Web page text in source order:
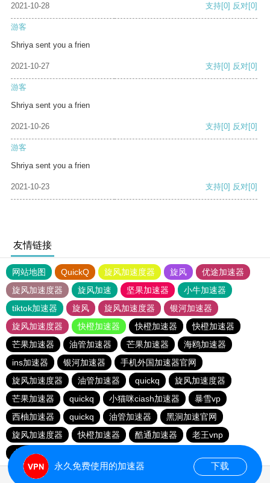
2021-10-28 支持[0] 反对[0]
游客
Shriya sent you a frien
2021-10-27 支持[0] 反对[0]
游客
Shriya sent you a frien
2021-10-26 支持[0] 反对[0]
游客
Shriya sent you a frien
2021-10-23 支持[0] 反对[0]
友情链接
网站地图 QuickQ 旋风加速度器 旋风
优途加速器
旋风加速度器
旋风加速 坚果加速器
小牛加速器
tiktok加速器
旋风 旋风加速度器
银河加速器
旋风加速度器
快橙加速器 快橙加速器
快橙加速器
芒果加速器
油管加速器 芒果加速器
海鸥加速器
ins加速器
银河加速器
手机外国加速器官网
旋风加速度器
油管加速器 quickq
旋风加速度器
芒果加速器
quickq 小猫咪ciash加速器
暴雪vp
西柚加速器
quickq 油管加速器
黑洞加速官网
旋风加速度器
快橙加速器 酷通加速器
老王vnp
小猫咪ciash加速器
永久免费使用的加速器 下载